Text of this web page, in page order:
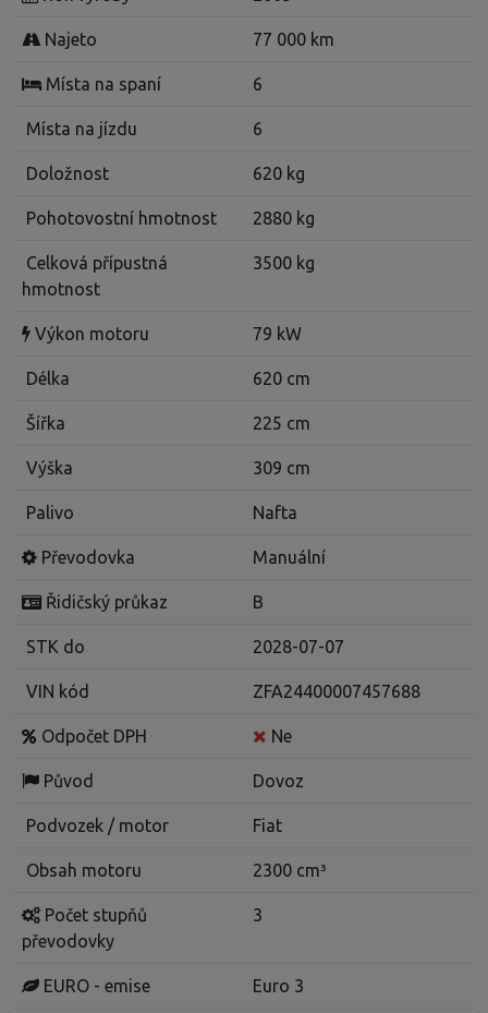
Najeto 77 000 km
Místa na spaní 6
Místa na jízdu 6
Doložnost 620 kg
Pohotovostní hmotnost 2880 kg
Celková přípustná
hmotnost
3500 kg
Výkon motoru 79 kW
Délka 620 cm
Šířka 225 cm
Výška 309 cm
Palivo Nafta
Převodovka Manuální
Řidičský průkaz B
STK do 2028-07-07
VIN kód ZFA24400007457688
Odpočet DPH Ne
Původ Dovoz
Podvozek / motor Fiat
Obsah motoru 2300 cm³
Počet stupňů
převodovky
3
EURO - emise Euro 3